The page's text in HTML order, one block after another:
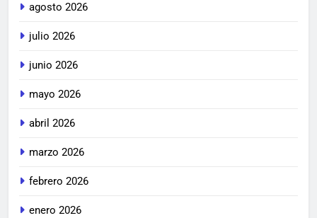
agosto 2026
julio 2026
junio 2026
mayo 2026
abril 2026
marzo 2026
febrero 2026
enero 2026